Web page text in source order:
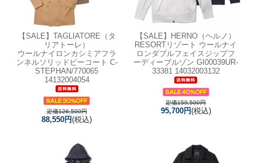
【SALE】 TAGLIATORE（タ
リアトーレ）
ウールナイロンカシミアフラ
ンネルソリッドピーコート C-
STEPHAN/770065
14132004054
定価126,500円
88,550円(税込)
【SALE】
HERNO（ヘルノ）
RESORTリゾート ウールナイ
ロンダブルフェイスジップフ
ーディーブルゾン GI00039UR-
33381 14032003132
定価159,500円
95,700円(税込)